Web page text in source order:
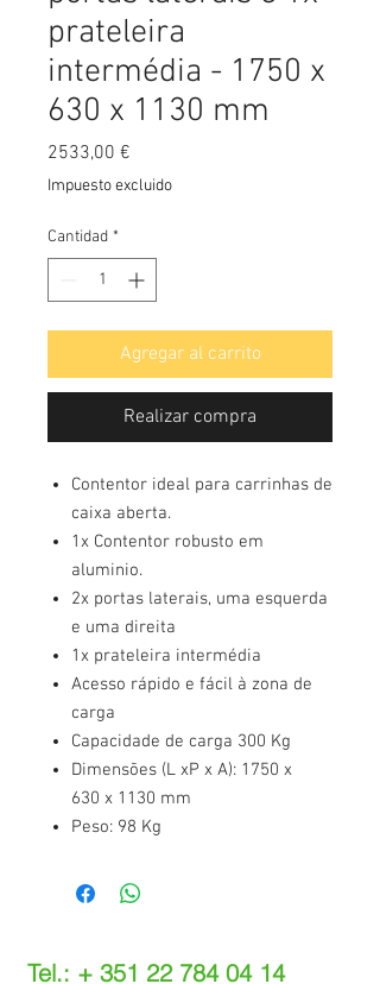
prateleira
intermédia - 1750 x
630 x 1130 mm
2533,00 €
Impuesto excluido
Cantidad *
Agregar al carrito
Realizar compra
Contentor ideal para carrinhas de
caixa aberta.
1x Contentor robusto em
aluminio.
2x portas laterais, uma esquerda
e uma direita
1x prateleira intermédia
Acesso rápido e fácil à zona de
carga
Capacidade de carga 300 Kg
Dimensões (L xP x A): 1750 x
630 x 1130 mm
Peso: 98 Kg
Tel.: + 351 22 784 04 14